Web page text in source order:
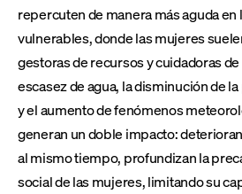
repercuten de manera más aguda
vulnerables, donde las mujeres
gestoras de recursos y cuidadoras
escasez de agua, la disminución de
y el aumento de fenómenos
generan un doble impacto:
al mismo tiempo, profundizan la
social de las mujeres, limitando su